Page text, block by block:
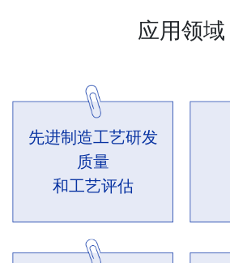
应用领域
先进制造工艺研发
质量
和工艺评估